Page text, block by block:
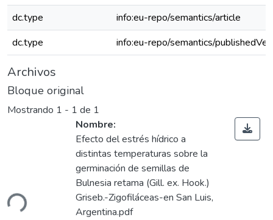
dc.type
info:eu-repo/semantics/article
dc.type
info:eu-repo/semantics/
Archivos
Bloque original
Mostrando 1 - 1 de 1
Nombre:
Efecto del estrés hídrico a
distintas temperaturas sobre la
germinación de semillas de
Bulnesia retama (Gill. ex. Hook.)
Griseb.-Zigofiláceas-en San Luis,
Argentina.pdf